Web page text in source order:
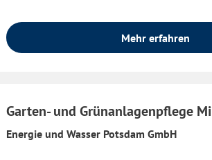
Mehr erfahren
Garten- und Grünanlagenpflege
Energie und Wasser Potsdam GmbH